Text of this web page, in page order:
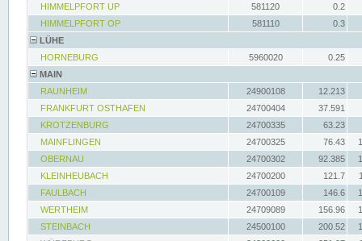
HIMMELPFORT UP
581120
0.2
HIMMELPFORT OP
581110
0.3
LÜHE
HORNEBURG
5960020
0.25
MAIN
RAUNHEIM
24900108
12.213
FRANKFURT OSTHAFEN
24700404
37.591
KROTZENBURG
24700335
63.23
MAINFLINGEN
24700325 76.43
OBERNAU
24700302 92.385
KLEINHEUBACH
24700200 121.7
FAULBACH
24700109 146.6
WERTHEIM
24709089 156.96
STEINBACH
24500100 200.52